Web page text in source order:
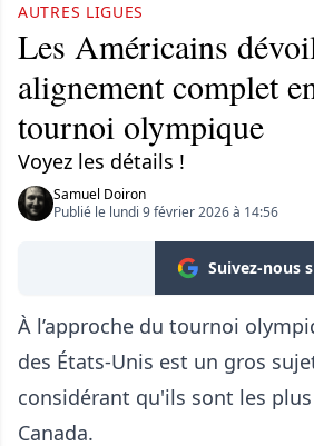
AUTRES LIGUES
Les Américains
alignement complet
tournoi olympique
Voyez les détails !
Samuel Doiron
Publié le lundi 9 février 2026 à 14:56
Suivez-nous
À l’approche du tournoi
des États-Unis est un gros
considérant qu'ils sont les
Canada.